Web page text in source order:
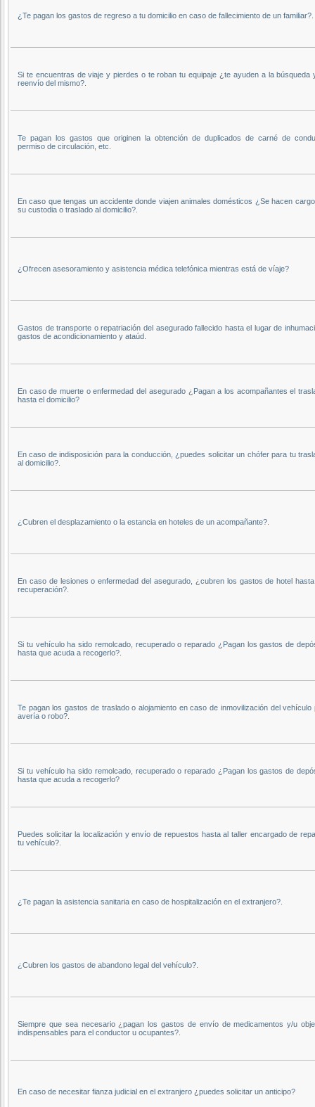
¿Te pagan los gastos de regreso a tu domicilio en caso de fallecimiento de un familiar?.
Si te encuentras de viaje y pierdes o te roban tu equipaje ¿te ayuden a la búsqueda
reenvío del mismo?.
Te pagan los gastos que originen la obtención de duplicados de carné de
permiso de circulación, etc.
En caso que tengas un accidente donde viajen animales domésticos ¿Se hacen
su custodia o traslado al domicilio?.
¿Ofrecen asesoramiento y asistencia médica telefónica mientras está de víaje?
Gastos de transporte o repatriación del asegurado fallecido hasta el lugar de
gastos de acondicionamiento y ataúd.
En caso de muerte o enfermedad del asegurado ¿Pagan a los acompañantes el
hasta el domicilio?
En caso de indisposición para la conducción, ¿puedes solicitar un chófer para tu
al domicilio?.
¿Cubren el desplazamiento o la estancia en hoteles de un acompañante?.
En caso de lesiones o enfermedad del asegurado, ¿cubren los gastos de hotel
recuperación?.
Si tu vehículo ha sido remolcado, recuperado o reparado ¿Pagan los gastos de
hasta que acuda a recogerlo?.
Te pagan los gastos de traslado o alojamiento en caso de inmovilización del vehículo
avería o robo?.
Si tu vehículo ha sido remolcado, recuperado o reparado ¿Pagan los gastos de
hasta que acuda a recogerlo?
Puedes solicitar la localización y envío de repuestos hasta al taller encargado de
tu vehículo?.
¿Te pagan la asistencia sanitaria en caso de hospitalización en el extranjero?.
¿Cubren los gastos de abandono legal del vehículo?.
Siempre que sea necesario ¿pagan los gastos de envío de medicamentos y/u
indispensables para el conductor u ocupantes?.
En caso de necesitar fianza judicial en el extranjero ¿puedes solicitar un anticipo?